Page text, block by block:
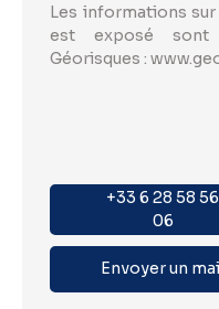
Les informations
est exposé
Géorisques :
+33 6 28 58 56
06
Envoyer un